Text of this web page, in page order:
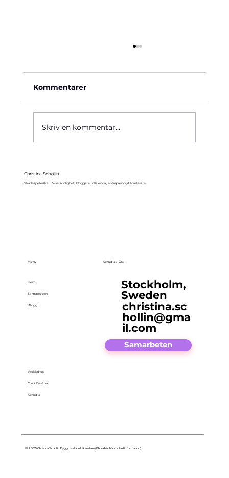
Kommentarer
Skriv en kommentar...
Christina Schollin
Skådespelerska, TV-personlighet, bloggare, influencer, entreprenör, & föreläsare.
Meny
Hem
Samarbeten
Blogg
Webbshop
Om Christina
Kontakt
Kontakta Oss
Stockholm,
Sweden
christina.sc
hollin@gma
il.com
Samarbeten
© 2025 Christina Schollin. Byggd av Lion Härenstam(Klicka här för kontaktinformation)